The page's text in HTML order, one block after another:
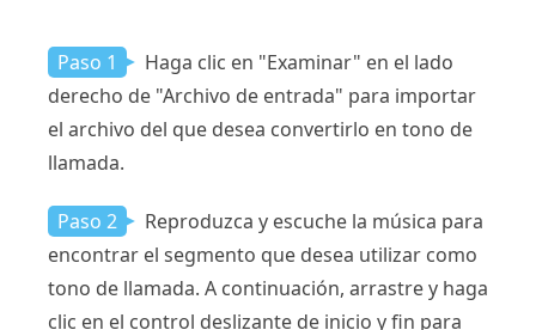
Paso 1
Haga clic en "Examinar" en el lado
derecho de "Archivo de entrada" para importar
el archivo del que desea convertirlo en tono de
llamada.
Paso 2
Reproduzca y escuche la música para
encontrar el segmento que desea utilizar como
tono de llamada. A continuación, arrastre y haga
clic en el control deslizante de inicio y fin para